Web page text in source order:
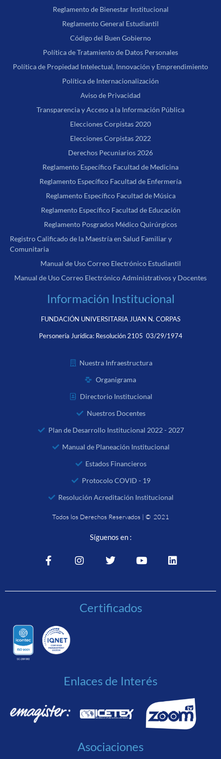
Reglamento de Bienestar Institucional
Reglamento General Estudiantil
Código del Buen Gobierno
Política de Tratamiento de Datos Personales
Política de Propiedad Intelectual, Innovación y Emprendimiento
Política de Internacionalización
Aviso de Privacidad
Transparencia y Acceso a la Información Pública
Elecciones Corpistas 2020
Elecciones Corpistas 2022
Derechos Pecuniarios 2026
Reglamento Específico Facultad de Medicina
Reglamento Específico Facultad de Enfermería
Reglamento Específico Facultad de Música
Reglamento Específico Facultad de Educación
Reglamento Posgrados Médico Quirúrgicos
Registro Calificado de la Maestría en Salud Familiar y
Comunitaria
Manual de Uso Correo Electrónico Estudiantil
Manual de Uso Correo Electrónico Administrativos y Docentes
Información Institucional
FUNDACIÓN UNIVERSITARIA JUAN N. CORPAS
Personería Jurídica: Resolución 2105 03/29/1974
Nuestra Infraestructura
Organigrama
Directorio Institucional
Nuestros Docentes
Plan de Desarrollo Institucional 2022 - 2027
Manual de Planeación Institucional
Estados Financieros
Protocolo COVID - 19
Resolución Acreditación Institucional
Todos los Derechos Reservados | © 2021
Síguenos en :
Certificados
Enlaces de Interés
Asociaciones